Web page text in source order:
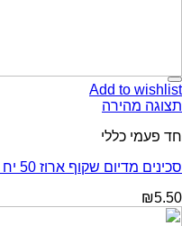
Add to wishlist
תצוגה מהירה
חד פעמי כללי
סכינים מדיום שקוף ארוז 50 יח הנמל
₪5.50